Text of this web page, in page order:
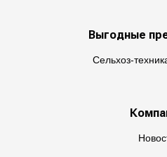
Выгодные
Сельхоз-